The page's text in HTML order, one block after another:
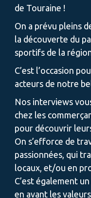
de Touraine !
On a prévu pleins
la découverte du
sportifs de la
C’est l’occasion
acteurs de notre
Nos interviews
chez les
pour découvrir
On s’efforce de
passionnées, qui
locaux, et/ou en
C’est également
en avant les